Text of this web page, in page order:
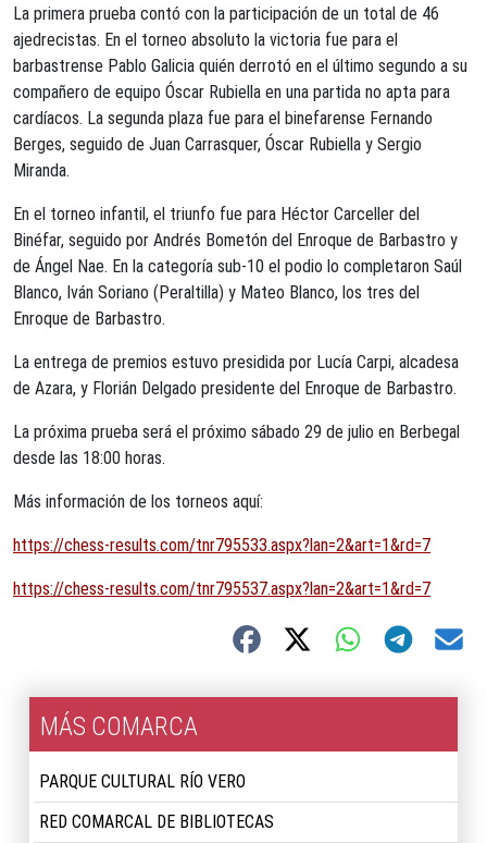
La primera prueba contó con la participación de un total de 46
ajedrecistas. En el torneo absoluto la victoria fue para el
barbastrense Pablo Galicia quién derrotó en el último segundo a su
compañero de equipo Óscar Rubiella en una partida no apta para
cardíacos. La segunda plaza fue para el binefarense Fernando
Berges, seguido de Juan Carrasquer, Óscar Rubiella y Sergio
Miranda.
En el torneo infantil, el triunfo fue para Héctor Carceller del
Binéfar, seguido por Andrés Bometón del Enroque de Barbastro y
de Ángel Nae. En la categoría sub-10 el podio lo completaron Saúl
Blanco, Iván Soriano (Peraltilla) y Mateo Blanco, los tres del
Enroque de Barbastro.
La entrega de premios estuvo presidida por Lucía Carpi, alcadesa
de Azara, y Florián Delgado presidente del Enroque de Barbastro.
La próxima prueba será el próximo sábado 29 de julio en Berbegal
desde las 18:00 horas.
Más información de los torneos aquí:
https://chess-results.com/tnr795533.aspx?lan=2&art=1&rd=7
https://chess-results.com/tnr795537.aspx?lan=2&art=1&rd=7
MÁS COMARCA
PARQUE CULTURAL RÍO VERO
RED COMARCAL DE BIBLIOTECAS